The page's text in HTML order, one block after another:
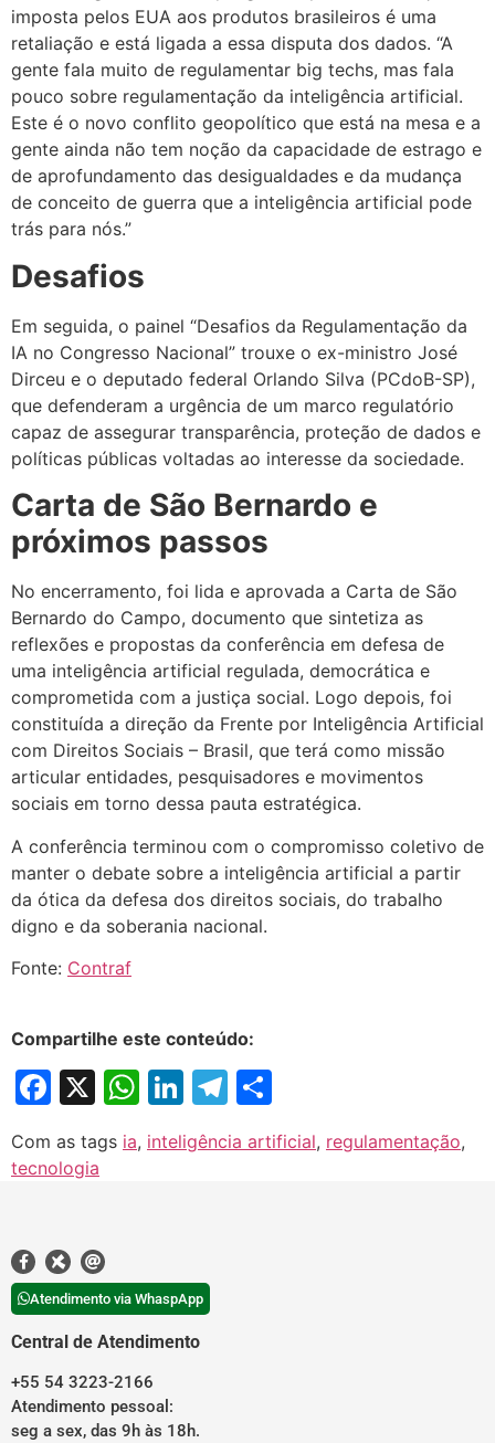
imposta pelos EUA aos produtos brasileiros é uma
retaliação e está ligada a essa disputa dos dados. “A
gente fala muito de regulamentar big techs, mas fala
pouco sobre regulamentação da inteligência artificial.
Este é o novo conflito geopolítico que está na mesa e a
gente ainda não tem noção da capacidade de estrago e
de aprofundamento das desigualdades e da mudança
de conceito de guerra que a inteligência artificial pode
trás para nós.”
Desafios
Em seguida, o painel “Desafios da Regulamentação da
IA no Congresso Nacional” trouxe o ex-ministro José
Dirceu e o deputado federal Orlando Silva (PCdoB-SP),
que defenderam a urgência de um marco regulatório
capaz de assegurar transparência, proteção de dados e
políticas públicas voltadas ao interesse da sociedade.
Carta de São Bernardo e
próximos passos
No encerramento, foi lida e aprovada a Carta de São
Bernardo do Campo, documento que sintetiza as
reflexões e propostas da conferência em defesa de
uma inteligência artificial regulada, democrática e
comprometida com a justiça social. Logo depois, foi
constituída a direção da Frente por Inteligência Artificial
com Direitos Sociais – Brasil, que terá como missão
articular entidades, pesquisadores e movimentos
sociais em torno dessa pauta estratégica.
A conferência terminou com o compromisso coletivo de
manter o debate sobre a inteligência artificial a partir
da ótica da defesa dos direitos sociais, do trabalho
digno e da soberania nacional.
Fonte: Contraf
Compartilhe este conteúdo:
Facebook
X WhatsApp
LinkedIn
Telegram
Com as tags ia, inteligência artificial, regulamentação,
tecnologia
Atendimento via WhaspApp
Central de Atendimento
+55 54 3223-2166
Atendimento pessoal:
seg a sex, das 9h às 18h.